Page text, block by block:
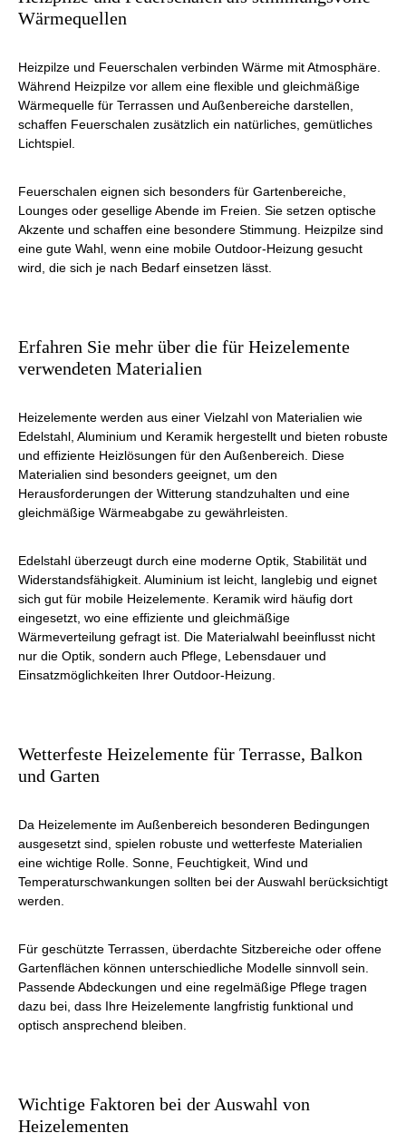
Wärmequellen
Heizpilze und Feuerschalen verbinden Wärme mit Atmosphäre.
Während Heizpilze vor allem eine flexible und gleichmäßige
Wärmequelle für Terrassen und Außenbereiche darstellen,
schaffen Feuerschalen zusätzlich ein natürliches, gemütliches
Lichtspiel.
Feuerschalen eignen sich besonders für Gartenbereiche,
Lounges oder gesellige Abende im Freien. Sie setzen optische
Akzente und schaffen eine besondere Stimmung. Heizpilze sind
eine gute Wahl, wenn eine mobile Outdoor-Heizung gesucht
wird, die sich je nach Bedarf einsetzen lässt.
Erfahren Sie mehr über die für Heizelemente
verwendeten Materialien
Heizelemente werden aus einer Vielzahl von Materialien wie
Edelstahl, Aluminium und Keramik hergestellt und bieten robuste
und effiziente Heizlösungen für den Außenbereich. Diese
Materialien sind besonders geeignet, um den
Herausforderungen der Witterung standzuhalten und eine
gleichmäßige Wärmeabgabe zu gewährleisten.
Edelstahl überzeugt durch eine moderne Optik, Stabilität und
Widerstandsfähigkeit. Aluminium ist leicht, langlebig und eignet
sich gut für mobile Heizelemente. Keramik wird häufig dort
eingesetzt, wo eine effiziente und gleichmäßige
Wärmeverteilung gefragt ist. Die Materialwahl beeinflusst nicht
nur die Optik, sondern auch Pflege, Lebensdauer und
Einsatzmöglichkeiten Ihrer Outdoor-Heizung.
Wetterfeste Heizelemente für Terrasse, Balkon
und Garten
Da Heizelemente im Außenbereich besonderen Bedingungen
ausgesetzt sind, spielen robuste und wetterfeste Materialien
eine wichtige Rolle. Sonne, Feuchtigkeit, Wind und
Temperaturschwankungen sollten bei der Auswahl berücksichtigt
werden.
Für geschützte Terrassen, überdachte Sitzbereiche oder offene
Gartenflächen können unterschiedliche Modelle sinnvoll sein.
Passende Abdeckungen und eine regelmäßige Pflege tragen
dazu bei, dass Ihre Heizelemente langfristig funktional und
optisch ansprechend bleiben.
Wichtige Faktoren bei der Auswahl von
Heizelementen